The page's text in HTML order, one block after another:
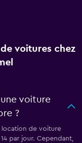
voitures chez
voiture
?
location de voiture
par jour. Cependant,